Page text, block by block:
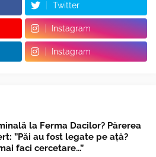
Twitter
Instagram
Instagram
la Ferma Dacilor? Părerea
”Păi au fost legate pe ață?
faci cercetare...”